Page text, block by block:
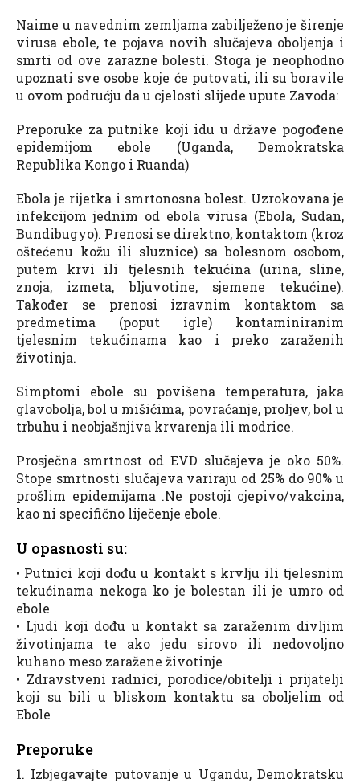
Naime u navednim zemljama zabilježeno je širenje
virusa ebole, te pojava novih slučajeva oboljenja i
smrti od ove zarazne bolesti. Stoga je neophodno
upoznati sve osobe koje će putovati, ili su boravile
u ovom podrućju da u cjelosti slijede upute Zavoda:
Preporuke za putnike koji idu u države pogođene
epidemijom ebole (Uganda, Demokratska
Republika Kongo i Ruanda)
Ebola je rijetka i smrtonosna bolest. Uzrokovana je
infekcijom jednim od ebola virusa (Ebola, Sudan,
Bundibugyo). Prenosi se direktno, kontaktom (kroz
oštećenu kožu ili sluznice) sa bolesnom osobom,
putem krvi ili tjelesnih tekućina (urina, sline,
znoja, izmeta, bljuvotine, sjemene tekućine).
Također se prenosi izravnim kontaktom sa
predmetima (poput igle) kontaminiranim
tjelesnim tekućinama kao i preko zaraženih
životinja.
Simptomi ebole su povišena temperatura, jaka
glavobolja, bol u mišićima, povraćanje, proljev, bol u
trbuhu i neobjašnjiva krvarenja ili modrice.
Prosječna smrtnost od EVD slučajeva je oko 50%.
Stope smrtnosti slučajeva variraju od 25% do 90% u
prošlim epidemijama .Ne postoji cjepivo/vakcina,
kao ni specifično liječenje ebole.
U opasnosti su:
• Putnici koji dođu u kontakt s krvlju ili tjelesnim
tekućinama nekoga ko je bolestan ili je umro od
ebole
• Ljudi koji dođu u kontakt sa zaraženim divljim
životinjama te ako jedu sirovo ili nedovoljno
kuhano meso zaražene životinje
• Zdravstveni radnici, porodice/obitelji i prijatelji
koji su bili u bliskom kontaktu sa oboljelim od
Ebole
Preporuke
1. Izbjegavajte putovanje u Ugandu, Demokratsku